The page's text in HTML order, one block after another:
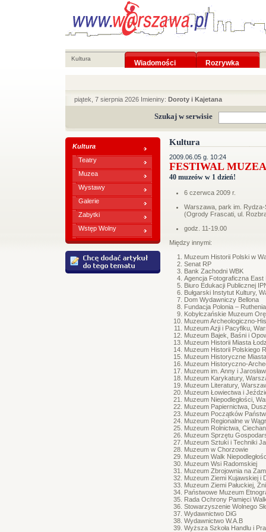
Wiadomości Rozrywka
Kultura
piątek, 7 sierpnia 2026 Imieniny: Doroty i Kajetana
Szukaj w serwisie
Kultura
Teatry
Muzea
Wystawy
Galerie
Zabytki
Wstęp Wolny
Kultura
2009.06.05 g. 10:24
FESTIWAL
40 muzeów w 1 dzień!
6 czerwca 2009 r.
Warszawa, park im. Rydza-
(Ogrody Frascati, ul.
godz. 11-19.00
Między innymi:
Muzeum Historii Polski w
Senat RP
Bank Zachodni WBK
Agencja Fotograficzna
Biuro Edukacji Publicznej
Bułgarski Instytut Kultury,
Dom Wydawniczy Bellona
Fundacja Polonia –
Kobyłczańskie Muzeum
Muzeum Archeologiczno-
Muzeum Azji i Pacyfiku,
Muzeum Bajek, Baśni i
Muzeum Historii Miasta
Muzeum Historii Polskiego
Muzeum Historyczne
Muzeum Historyczno-
Muzeum im. Anny i
Muzeum Karykatury,
Muzeum Literatury,
Muzeum Łowiectwa i
Muzeum Niepodległości,
Muzeum Papiernictwa,
Muzeum Początków
Muzeum Regionalne w
Muzeum Rolnictwa,
Muzeum Sprzętu
Muzeum Sztuki i Techniki
Muzeum w Chorzowie
Muzeum Walk
Muzeum Wsi Radomskiej
Muzeum Zbrojownia na
Muzeum Ziemi Kujawskiej i
Muzeum Ziemi Pałuckiej,
Państwowe Muzeum
Rada Ochrony Pamięci
Stowarzyszenie Wolnego
Wydawnictwo DiG
Wydawnictwo W.A.B
Wyższa Szkoła Handlu i